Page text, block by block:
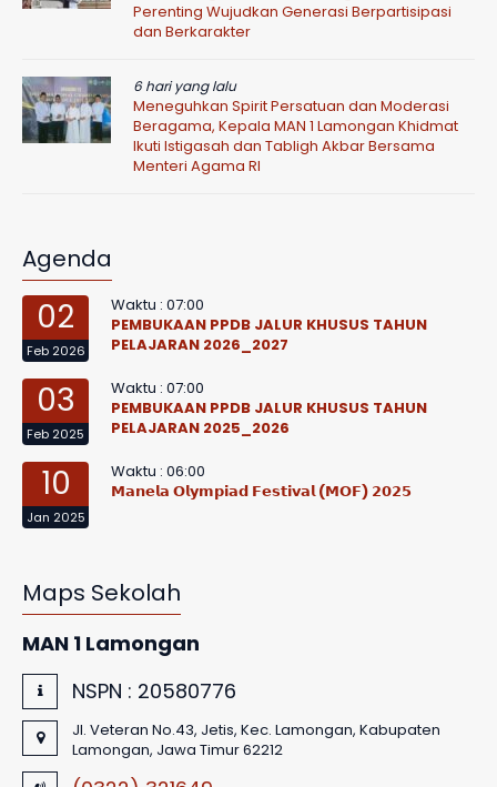
Perenting Wujudkan Generasi Berpartisipasi
dan Berkarakter
6 hari yang lalu
Meneguhkan Spirit Persatuan dan Moderasi
Beragama, Kepala MAN 1 Lamongan Khidmat
Ikuti Istigasah dan Tabligh Akbar Bersama
Menteri Agama RI
Agenda
02
Feb 2026
Waktu : 07:00
PEMBUKAAN PPDB JALUR KHUSUS TAHUN
PELAJARAN 2026_2027
03
Feb 2025
Waktu : 07:00
PEMBUKAAN PPDB JALUR KHUSUS TAHUN
PELAJARAN 2025_2026
10
Jan 2025
Waktu : 06:00
𝗠𝗮𝗻𝗲𝗹𝗮 𝗢𝗹𝘆𝗺𝗽𝗶𝗮𝗱 𝗙𝗲𝘀𝘁𝗶𝘃𝗮𝗹 (𝗠𝗢𝗙) 𝟮𝟬𝟮𝟱
Maps Sekolah
MAN 1 Lamongan
NSPN : 20580776
Jl. Veteran No.43, Jetis, Kec. Lamongan, Kabupaten
Lamongan, Jawa Timur 62212